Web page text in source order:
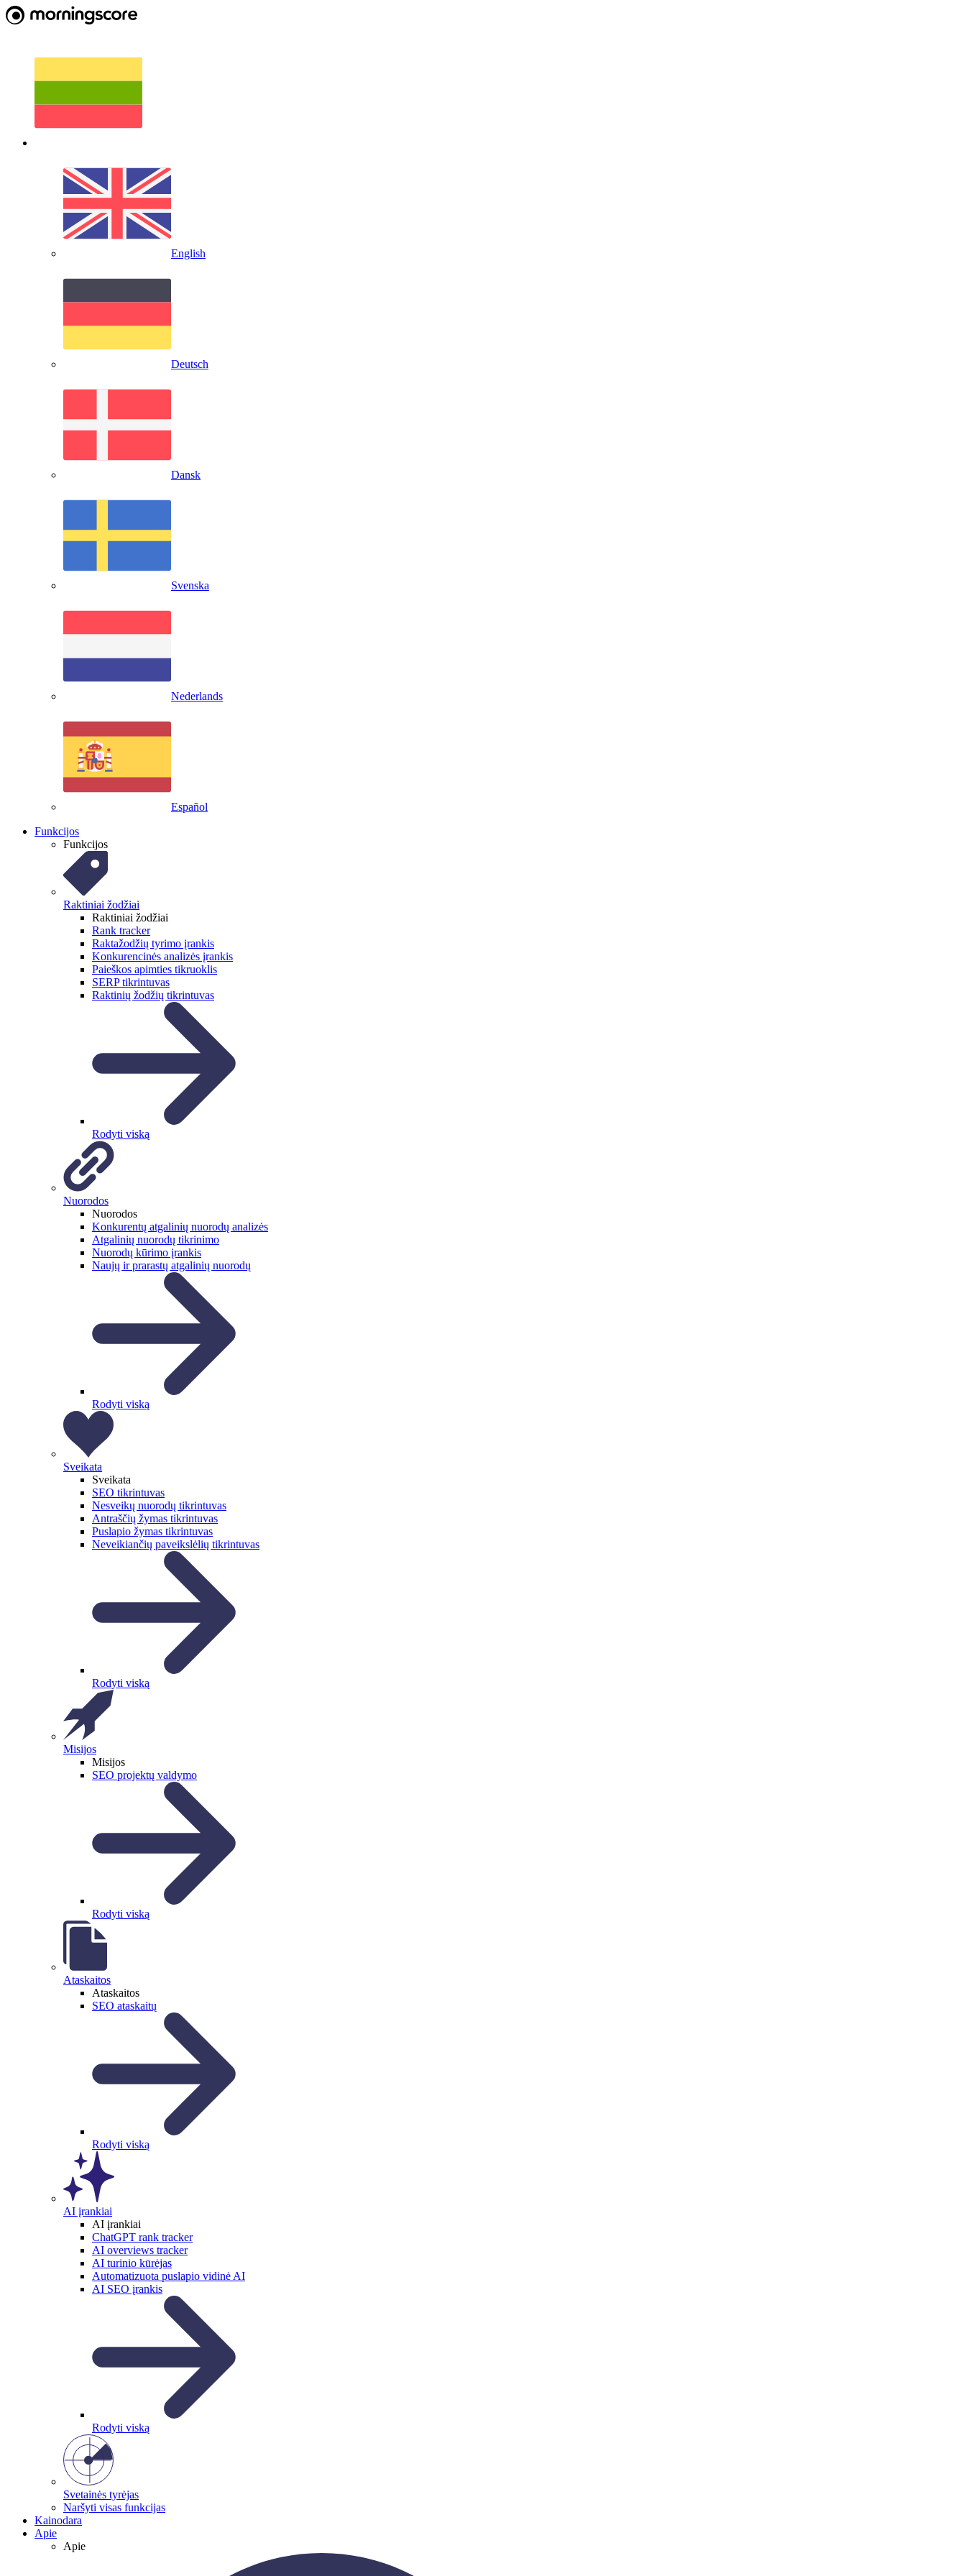
English
Deutsch
Dansk
Svenska
Nederlands
Español
Funkcijos
Funkcijos
Raktiniai žodžiai
Raktiniai žodžiai
Rank tracker
Raktažodžių tyrimo įrankis
Konkurencinės analizės įrankis
Paieškos apimties tikruoklis
SERP tikrintuvas
Raktinių žodžių tikrintuvas
Rodyti viską
Nuorodos
Nuorodos
Konkurentų atgalinių nuorodų analizės
Atgalinių nuorodų tikrinimo
Nuorodų kūrimo įrankis
Naujų ir prarastų atgalinių nuorodų
Rodyti viską
Sveikata
Sveikata
SEO tikrintuvas
Nesveikų nuorodų tikrintuvas
Antraščių žymas tikrintuvas
Puslapio žymas tikrintuvas
Neveikiančių paveikslėlių tikrintuvas
Rodyti viską
Misijos
Misijos
SEO projektų valdymo
Rodyti viską
Ataskaitos
Ataskaitos
SEO ataskaitų
Rodyti viską
AI įrankiai
AI įrankiai
ChatGPT rank tracker
AI overviews tracker
AI turinio kūrėjas
Automatizuota puslapio vidinė AI
AI SEO įrankis
Rodyti viską
Svetainės tyrėjas
Naršyti visas funkcijas
Kainodara
Apie
Apie